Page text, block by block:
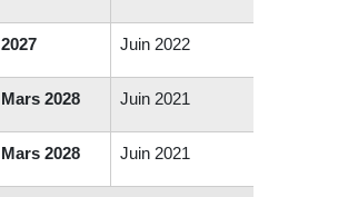
2027 Juin 2022
Mars 2028 Juin 2021
Mars 2028 Juin 2021